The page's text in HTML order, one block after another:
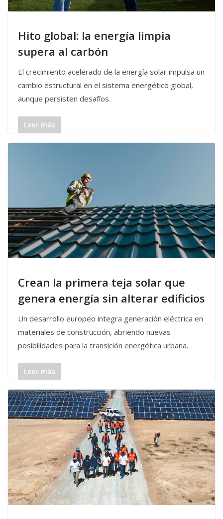
Hito global: la energía limpia
supera al carbón
El crecimiento acelerado de la energía solar impulsa un
cambio estructural en el sistema energético global,
aunque persisten desafíos.
Leer más
Crean la primera teja solar que
genera energía sin alterar edificios
Un desarrollo europeo integra generación eléctrica en
materiales de construcción, abriendo nuevas
posibilidades para la transición energética urbana.
Leer más